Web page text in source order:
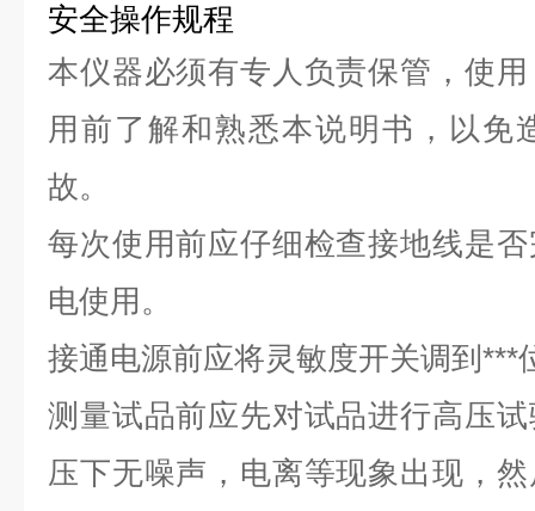
安全操作规程
本仪器必须有专人负责保管，使
用前了解和熟悉本说明书，以免
故。
每次使用前应仔细检查接地线是
电使用。
接通电源前应将灵敏度开关调到***
测量试品前应先对试品进行高压
压下无噪声，电离等现象出现，